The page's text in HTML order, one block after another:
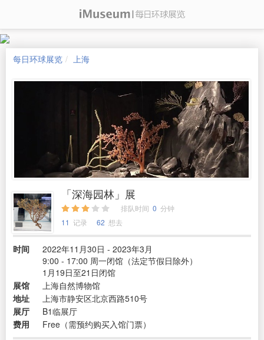
每日环球展览 上海
「深海园林」展
排队时间 0 分钟
11 记录 62 想去
时间
2022年11月30日 - 2023年3月
9:00 - 17:00 周一闭馆（法定节假日除外）
1月19日至21日闭馆
展馆
上海自然博物馆
地址
上海市静安区北京西路510号
展厅
B1临展厅
费用
Free（需预约购买入馆门票）